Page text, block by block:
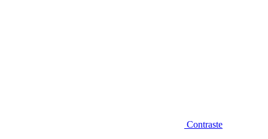
Contraste